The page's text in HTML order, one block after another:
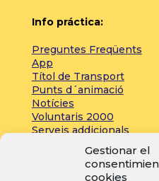
Gestionar el
cookies
Info práctica:
Preguntes Freqüents
App
Títol de Transport
Punts d´animació
Notícies
Voluntaris 2000
Serveis addicionals
Zona de prensa: